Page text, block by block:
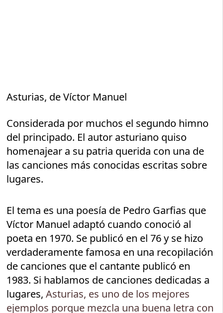
Asturias, de Víctor Manuel
Considerada por muchos el segundo himno
del principado. El autor asturiano quiso
homenajear a su patria querida con una de
las canciones más conocidas escritas sobre
lugares.
El tema es una poesía de Pedro Garfias que
Víctor Manuel adaptó cuando conoció al
poeta en 1970. Se publicó en el 76 y se hizo
verdaderamente famosa en una recopilación
de canciones que el cantante publicó en
1983. Si hablamos de canciones dedicadas a
lugares,Asturias, es uno de los mejores
ejemplos porque mezcla una buena letra con